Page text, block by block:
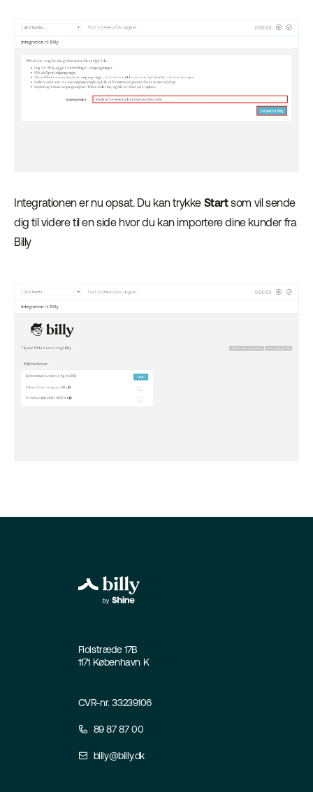
Integrationen er nu opsat. Du kan trykke Startsom vil sende
dig til videre til en side hvor du kan importere dine kunder fra
Billy
Fiolstræde 17B
1171 København K
CVR-nr. 33239106
89 87 87 00
billy@billy.dk